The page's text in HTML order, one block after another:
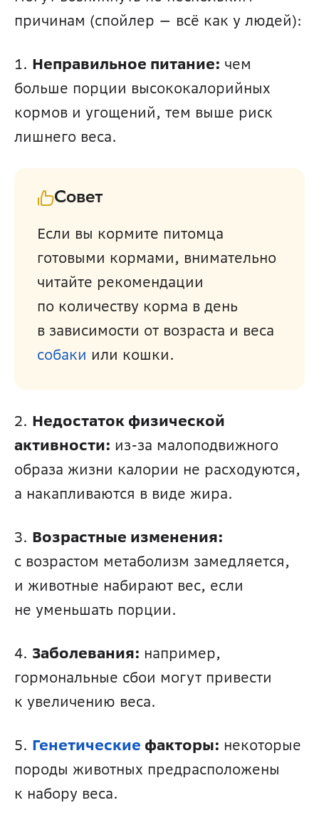
причинам (спойлер — всё как у людей):
1. Неправильное питание: чем
больше порции высококалорийных
кормов и угощений, тем выше риск
лишнего веса.
Совет
Если вы кормите питомца
готовыми кормами, внимательно
читайте рекомендации
по количеству корма в день
собаки или кошки.
2. Недостаток физической
активности: из-за малоподвижного
образа жизни калории не расходуются,
а накапливаются в виде жира.
3. Возрастные изменения:
с возрастом метаболизм замедляется,
и животные набирают вес, если
не уменьшать порции.
4. Заболевания: например,
гормональные сбои могут привести
к увеличению веса.
5. Генетические факторы: некоторые
породы животных предрасположены
к набору веса.